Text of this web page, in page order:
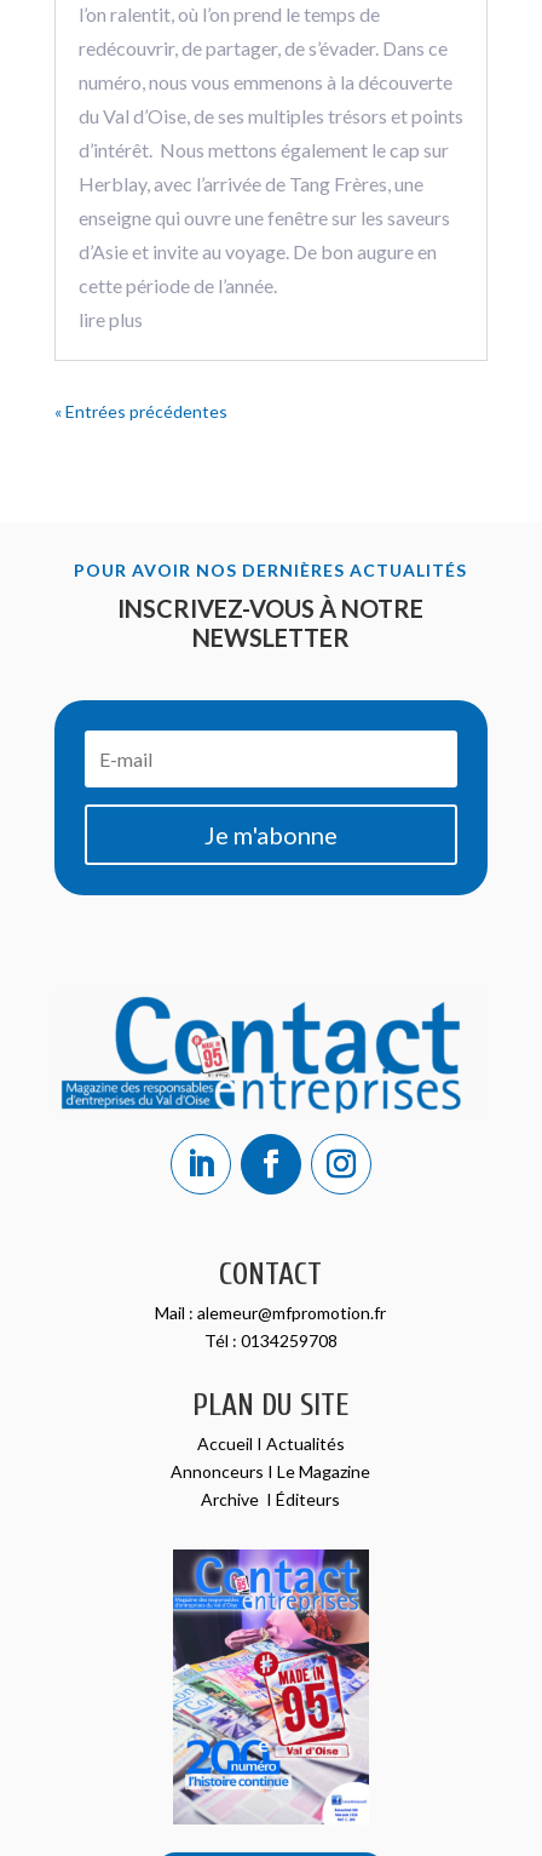
l’on ralentit, où l’on prend le temps de
redécouvrir, de partager, de s’évader. Dans ce
numéro, nous vous emmenons à la découverte
du Val d’Oise, de ses multiples trésors et points
d’intérêt. Nous mettons également le cap sur
Herblay, avec l’arrivée de Tang Frères, une
enseigne qui ouvre une fenêtre sur les saveurs
d’Asie et invite au voyage. De bon augure en
cette période de l’année.
lire plus
« Entrées précédentes
POUR AVOIR NOS DERNIÈRES ACTUALITÉS
INSCRIVEZ-VOUS À NOTRE
NEWSLETTER
Je m'abonne
CONTACT
Mail :alemeur@mfpromotion.fr
Tél : 0134259708
PLAN DU SITE
Accueil I Actualités
Annonceurs ILe Magazine
Archive IÉditeurs